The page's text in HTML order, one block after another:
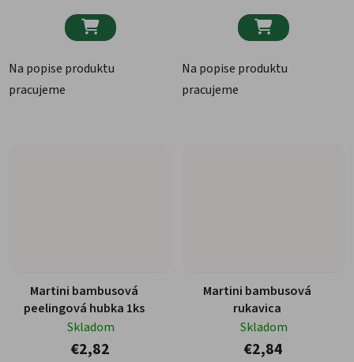

Na popise produktu
pracujeme

Na popise produktu
pracujeme
Martini bambusová
peelingová hubka 1ks
Skladom
€2,82
Martini bambusová
rukavica
Skladom
€2,84